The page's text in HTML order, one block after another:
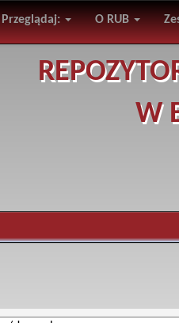
Przeglądaj: O RUB
W